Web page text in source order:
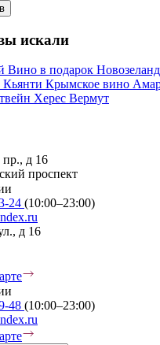
искали
Вино в подарок
Кьянти Крымское вино
Херес Вермут
д 16
проспект
24 (10:00–23:00)
д 16
48 (10:00–23:00)